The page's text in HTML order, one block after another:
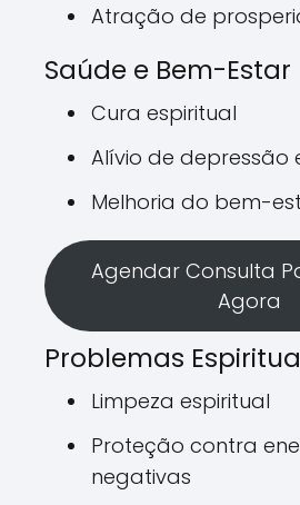
Atração de
Saúde e Bem-Estar
Cura espiritual
Alívio de depressão
Melhoria do bem-
Agendar Consulta
Agora
Problemas
Limpeza espiritual
Proteção contra
negativas